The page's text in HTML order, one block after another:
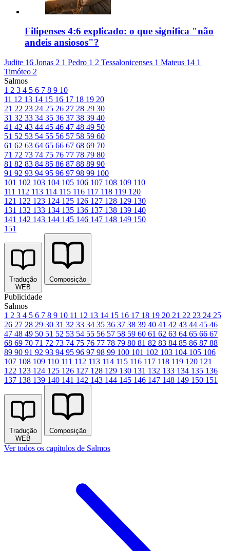
Filipenses 4:6 explicado: o que significa "não
andeis ansiosos"?
Judite 16 Jonas 2 1 Pedro 1 2 Tessalonicenses 1 Mateus 14 1
Timóteo 2
Salmos
1 2 3 4 5 6 7 8 9 10
11 12 13 14 15 16 17 18 19 20
21 22 23 24 25 26 27 28 29 30
31 32 33 34 35 36 37 38 39 40
41 42 43 44 45 46 47 48 49 50
51 52 53 54 55 56 57 58 59 60
61 62 63 64 65 66 67 68 69 70
71 72 73 74 75 76 77 78 79 80
81 82 83 84 85 86 87 88 89 90
91 92 93 94 95 96 97 98 99 100
101 102 103 104 105 106 107 108 109 110
111 112 113 114 115 116 117 118 119 120
121 122 123 124 125 126 127 128 129 130
131 132 133 134 135 136 137 138 139 140
141 142 143 144 145 146 147 148 149 150
151
Tradução
WEB
Composição
Publicidade
Salmos
1 2 3 4 5 6 7 8 9 10 11 12 13 14 15 16 17 18 19 20 21 22 23 24 25
26 27 28 29 30 31 32 33 34 35 36 37 38 39 40 41 42 43 44 45 46
47 48 49 50 51 52 53 54 55 56 57 58 59 60 61 62 63 64 65 66 67
68 69 70 71 72 73 74 75 76 77 78 79 80 81 82 83 84 85 86 87 88
89 90 91 92 93 94 95 96 97 98 99 100 101 102 103 104 105 106
107 108 109 110 111 112 113 114 115 116 117 118 119 120 121
122 123 124 125 126 127 128 129 130 131 132 133 134 135 136
137 138 139 140 141 142 143 144 145 146 147 148 149 150 151
Tradução
WEB
Composição
Ver todos os capítulos de Salmos